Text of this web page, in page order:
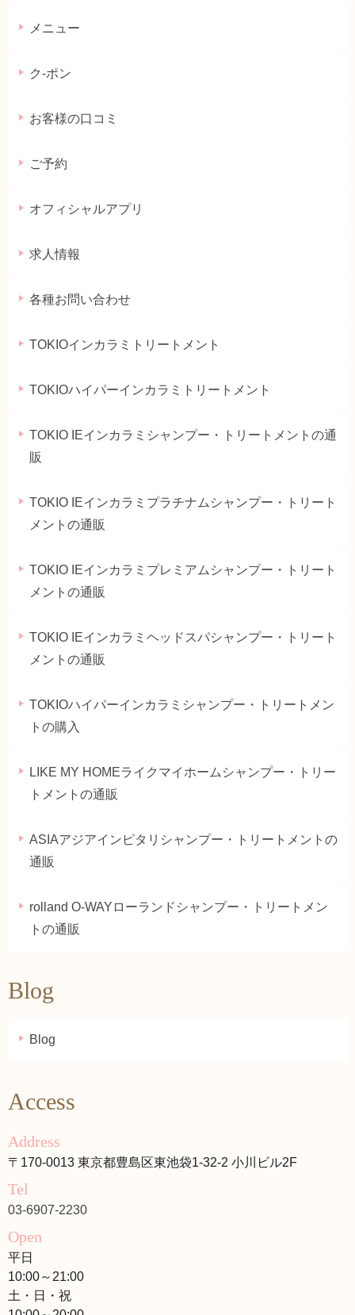
メニュー
ク-ポン
お客様の口コミ
ご予約
オフィシャルアプリ
求人情報
各種お問い合わせ
TOKIOインカラミトリートメント
TOKIOハイパーインカラミトリートメント
TOKIO IEインカラミシャンプー・トリートメントの通
販
TOKIO IEインカラミプラチナムシャンプー・トリート
メントの通販
TOKIO IEインカラミプレミアムシャンプー・トリート
メントの通販
TOKIO IEインカラミヘッドスパシャンプー・トリート
メントの通販
TOKIOハイパーインカラミシャンプー・トリートメン
トの購入
LIKE MY HOMEライクマイホームシャンプー・トリー
トメントの通販
ASIAアジアインピタリシャンプー・トリートメントの
通販
rolland O-WAYローランドシャンプー・トリートメン
トの通販
Blog
Blog
Access
Address
〒170-0013 東京都豊島区東池袋1-32-2 小川ビル2F
Tel
03-6907-2230
Open
平日
10:00～21:00
土・日・祝